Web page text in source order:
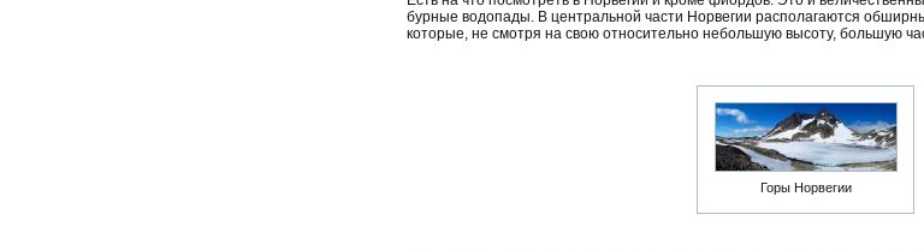
бурные водопады. В центральной части Норвегии располагаются
которые, не смотря на свою относительно небольшую высоту, большую
Горы Норвегии